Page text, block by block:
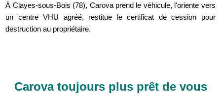
À Clayes-sous-Bois (78), Carova prend le véhicule, l'oriente vers
un centre VHU agréé, restitue le certificat de cession pour
destruction au propriétaire.
Carova toujours plus prêt de vous